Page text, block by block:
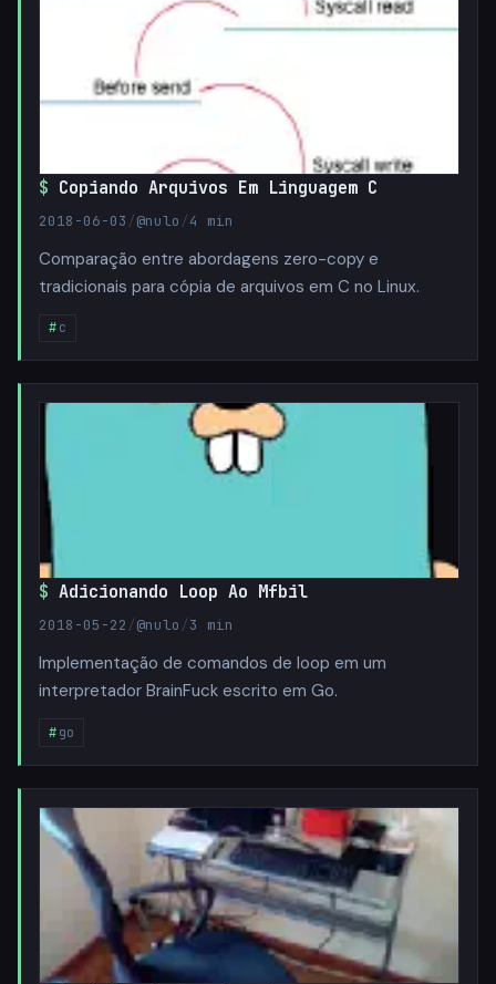
Copiando Arquivos Em Linguagem C
2018-06-03 /@nulo /4 min
Comparação entre abordagens zero-copy e
tradicionais para cópia de arquivos em C no Linux.
c
Adicionando Loop Ao Mfbil
2018-05-22/@nulo/3 min
Implementação de comandos de loop em um
interpretador BrainFuck escrito em Go.
go